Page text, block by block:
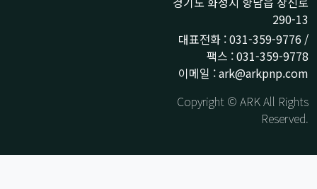
290-13
대표전화 : 031-359-9776 /
팩스 : 031-359-9778
이메일 : ark@arkpnp.com
Copyright © ARK All Rights
Reserved.